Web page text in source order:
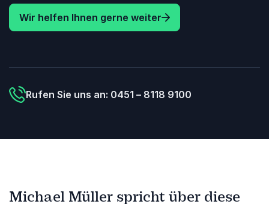
Wir helfen Ihnen gerne weiter
Rufen Sie uns an: 0451 – 8118 9100
Michael Müller spricht über diese